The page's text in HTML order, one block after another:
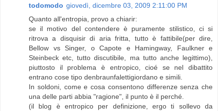
todomodo giovedì, dicembre 03, 2009 2:11:00 PM
Quanto all'entropia, provo a chiarir:
se il motivo del contendere è puramente stilistico, ci si
ritrova a disquisir di aria fritta, tutto è fattibile(per dire,
Bellow vs Singer, o Capote e Hamingway, Faulkner e
Steinbeck etc, tutto discutibile, ma tutto anche legittimo),
piuttosto il problema è entropico, cioé se nel dibattito
entrano cose tipo denbraunfalettigiordano e simili.
In soldoni, come e cosa consentono differenze senza che
una delle parti abbia "ragione", il punto è il perché.
(il blog è entropico per definizione, ergo ti sollevo da